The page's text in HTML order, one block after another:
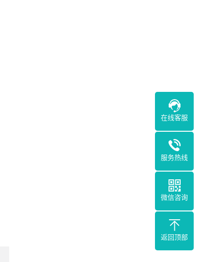
在线客服
服务热线
微信咨询
返回顶部